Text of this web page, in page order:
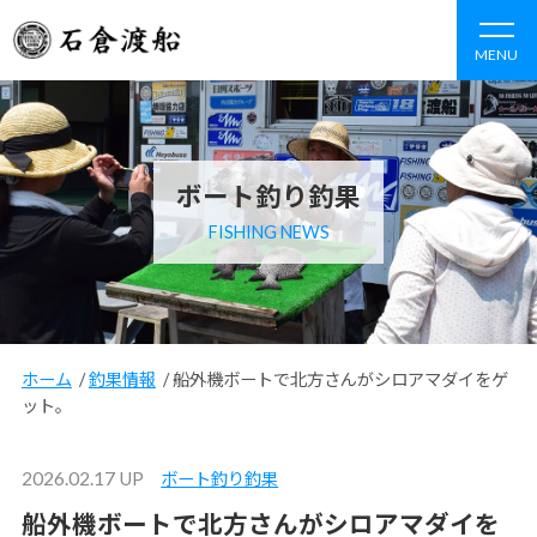
MENU
ボート釣り釣果
FISHING NEWS
ホーム /釣果情報 /船外機ボートで北方さんがシロアマダイをゲ
ット。
2026.02.17 UP ボート釣り釣果
船外機ボートで北方さんがシロアマダイを